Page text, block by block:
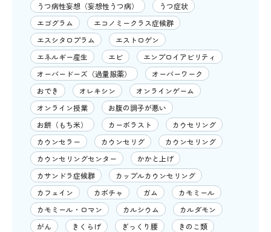
うつ病性妄想（妄想性うつ病）
うつ症状
エゴグラム
エコノミークラス症候群
エスシタロプラム
エストロゲン
エネルギー産生
エビ
エンプロイアビリティ
オーバードーズ（過量服薬）
オーバーワーク
おでき
オレキシン
オンラインゲーム
オンライン授業
お腹の調子が悪い
お餅（もち米）
カーボラスト
カウセリング
カウンセラー
カウンセリグ
カウンセリング
カウンセリングセンター
かかと上げ
カサンドラ症候群
カップルカウンセリング
カフェイン
カボチャ ガム
カモミール
カモミール・ロマン
カルシウム
カルダモン
がん
きくらげ ぎっくり腰
きのこ類